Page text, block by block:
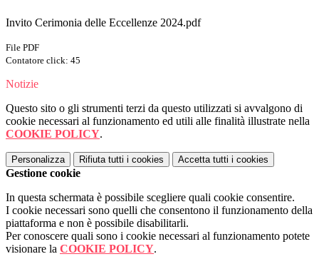
Invito Cerimonia delle Eccellenze 2024.pdf
File PDF
Contatore click: 45
Notizie
Questo sito o gli strumenti terzi da questo utilizzati si avvalgono di
cookie necessari al funzionamento ed utili alle finalità illustrate nella
COOKIE POLICY.
Personalizza Rifiuta tutti i cookies Accetta tutti i cookies
Gestione cookie
In questa schermata è possibile scegliere quali cookie consentire.
I cookie necessari sono quelli che consentono il funzionamento della
piattaforma e non è possibile disabilitarli.
Per conoscere quali sono i cookie necessari al funzionamento potete
visionare la COOKIE POLICY.